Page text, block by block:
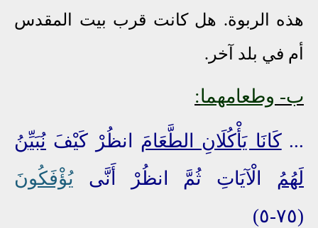
هذه الربوة. هل كانت قرب بيت المقدس
أم في بلد آخر.
ب- وطعامهما:
...كَانَا يَأْكُلَانِ الطَّعَامَ انظُرْ كَيْفَ نُبَيِّنُ
لَهُمُ الْآيَاتِ ثُمَّ انظُرْ أَنَّى يُؤْفَكُونَ
(٧٥-٥)